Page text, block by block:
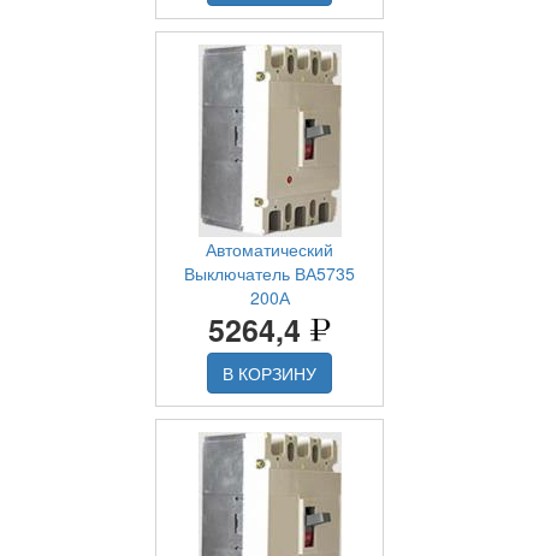
Автоматический
Выключатель ВА5735
200А
5264,4
В КОРЗИНУ